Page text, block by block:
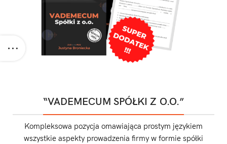
“VADEMECUM SPÓŁKI Z O.O.”
Kompleksowa pozycja omawiająca prostym językiem
wszystkie aspekty prowadzenia firmy w formie spółki